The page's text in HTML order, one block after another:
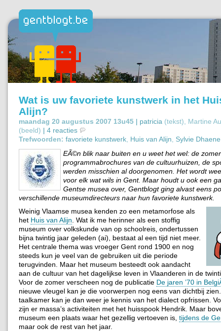
Wat is uw favoriete kunstwerk in het
Alijn?
maandag 20 augustus 2007 13u45 | patricia (tekst), Martine
(beeld) | 4 reacties
Trefwoorden: favoriete kunstwerk Huis van Alijn Sylvie Dhaene
EÃ©n blik naar buiten en u weet het wel: de
programmabrochures van de cultuurhuizen, de
werden misschien al doorgenomen. Het wordt
voor elk wat wils in Gent. Maar houdt u ook een
Gentse musea over, Gentblogt ging alvast eens
verschillende museumdirecteurs naar hun favoriete kunstwerk.
Weinig Vlaamse musea kenden zo een metamorfose als
het Huis van Alijn . Wat ik me herinner als een stoffig
museum over volkskunde van op schoolreis, ondertussen
bijna twintig jaar geleden (ai), bestaat al een tijd niet meer.
Het centrale thema was vroeger Gent rond 1900 en nog
steeds kun je veel van de gebruiken uit die periode
terugvinden. Maar het museum besteedt ook aandacht
aan de cultuur van het dagelijkse leven in Vlaanderen in de
Voor de zomer verscheen nog de publicatie De jaren ’70 in
nieuwe vleugel kan je die voorwerpen nog eens van dichtbij
taalkamer kan je dan weer je kennis van het dialect opfrissen.
zijn er massa’s activiteiten met het huisspook Hendrik. Maar
museum een plaats waar het gezellig vertoeven is, tijdens de
maar ook de rest van het jaar.